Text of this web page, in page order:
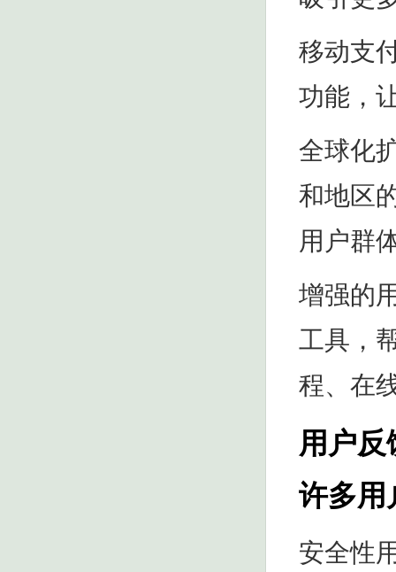
移动支
功能，
全球化
和地区
用户群
增强的
工具，
程、在
用户反
许多用
安全性